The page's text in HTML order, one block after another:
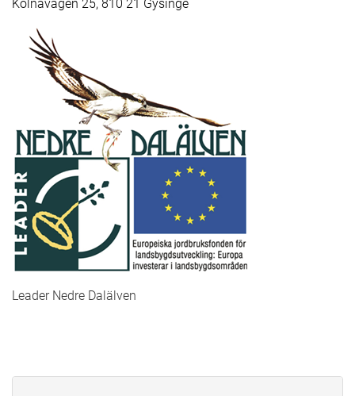
Kölnavägen 25, 810 21 Gysinge
Leader Nedre Dalälven